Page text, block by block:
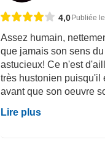
4,0 Publiée
Assez humain,
que jamais son sens
astucieux! Ce n'est
très hustonien puisqu'il
avant que son oeuvre
Lire plus